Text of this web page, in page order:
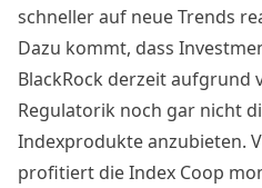
schneller auf neue Trends
Dazu kommt, dass
BlackRock derzeit aufgrund
Regulatorik noch gar nicht
Indexprodukte anzubieten.
profitiert die Index Coop